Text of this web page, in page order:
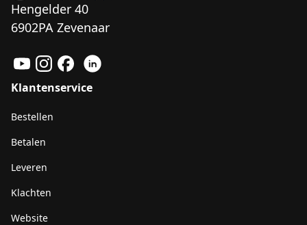
Hengelder 40
6902PA Zevenaar
Klantenservice
Bestellen
Betalen
Leveren
Klachten
Website